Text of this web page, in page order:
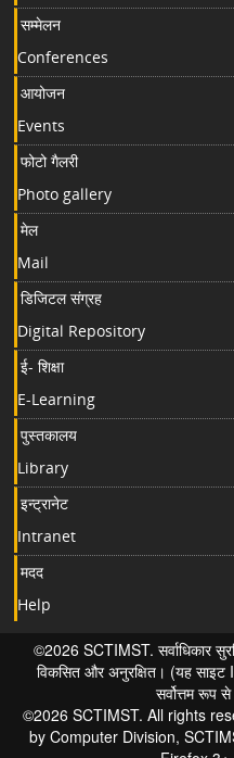
सम्मेलन
Conferences
आयोजन
Events
फोटो गैलरी
Photo gallery
मेल
Mail
डिजिटल संग्रह
Digital Repository
ई- शिक्षा
E-Learning
पुस्तकालय
Library
इन्ट्रानेट
Intranet
मदद
Help
©2026 SCTIMST. सर्वाधिकार
विकसित और अनुरक्षित। (यह
सर्वोत्तम रूप
©2026 SCTIMST. All rights
by Computer Division,